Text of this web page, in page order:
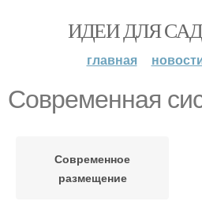
ИДЕИ ДЛЯ
главная
Современная
Современное
размещение